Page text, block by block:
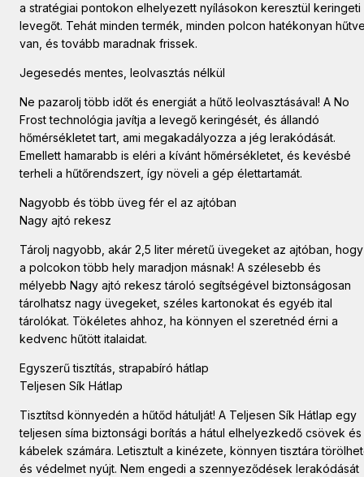
a stratégiai pontokon elhelyezett nyílásokon keresztül keringeti
levegőt. Tehát minden termék, minden polcon hatékonyan
van, és tovább maradnak frissek.
Jegesedés mentes, leolvasztás nélkül
Ne pazarolj több időt és energiát a hűtő leolvasztásával! A No
Frost technológia javítja a levegő keringését, és állandó
hőmérsékletet tart, ami megakadályozza a jég lerakódását.
Emellett hamarabb is eléri a kívánt hőmérsékletet, és kevésbé
terheli a hűtőrendszert, így növeli a gép élettartamát.
Nagyobb és több üveg fér el az ajtóban
Nagy ajtó rekesz
Tárolj nagyobb, akár 2,5 liter méretű üvegeket az ajtóban, hogy
a polcokon több hely maradjon másnak! A szélesebb és
mélyebb Nagy ajtó rekesz tároló segítségével biztonságosan
tárolhatsz nagy üvegeket, széles kartonokat és egyéb ital
tárolókat. Tökéletes ahhoz, ha könnyen el szeretnéd érni a
kedvenc hűtött italaidat.
Egyszerű tisztítás, strapabíró hátlap
Teljesen Sík Hátlap
Tisztítsd könnyedén a hűtőd hátulját! A Teljesen Sík Hátlap egy
teljesen síma biztonsági borítás a hátul elhelyezkedő csövek és
kábelek számára. Letisztult a kinézete, könnyen tisztára
és védelmet nyújt. Nem engedi a szennyeződések lerakódását